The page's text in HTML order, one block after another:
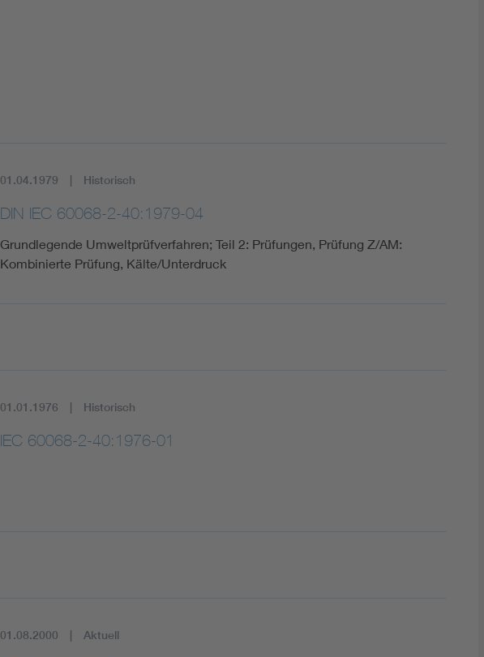
01.04.1979 Historisch
DIN IEC 60068-2-40:1979-04
Grundlegende Umweltprüfverfahren; Teil 2: Prüfungen, Prüfung Z/AM:
Kombinierte Prüfung, Kälte/Unterdruck
01.01.1976 Historisch
IEC 60068-2-40:1976-01
01.08.2000 Aktuell